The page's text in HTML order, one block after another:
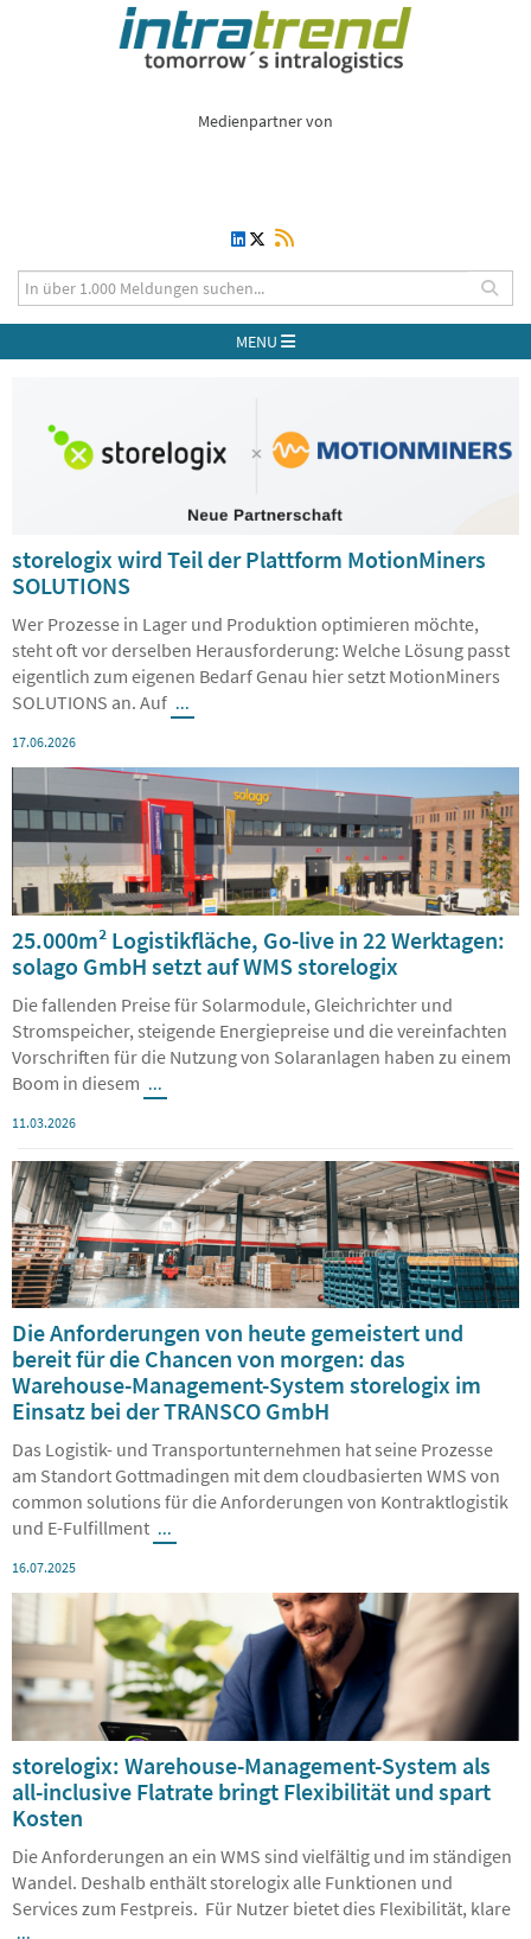
Medienpartner von
storelogix wird Teil der Plattform MotionMiners
SOLUTIONS
Wer Prozesse in Lager und Produktion optimieren möchte,
steht oft vor derselben Herausforderung: Welche Lösung passt
eigentlich zum eigenen Bedarf Genau hier setzt MotionMiners
SOLUTIONS an. Auf
25.000m² Logistikfläche, Go-live in 22 Werktagen:
solago GmbH setzt auf WMS storelogix
Die fallenden Preise für Solarmodule, Gleichrichter und
Stromspeicher, steigende Energiepreise und die vereinfachten
Vorschriften für die Nutzung von Solaranlagen haben zu einem
Boom in diesem
Die Anforderungen von heute gemeistert und
bereit für die Chancen von morgen: das
Warehouse-Management-System storelogix im
Einsatz bei der TRANSCO GmbH
Das Logistik- und Transportunternehmen hat seine Prozesse
am Standort Gottmadingen mit dem cloudbasierten WMS von
common solutions für die Anforderungen von Kontraktlogistik
und E-Fulfillment
16.07.2025
storelogix: Warehouse-Management-System als
all-inclusive Flatrate bringt Flexibilität und spart
Kosten
Die Anforderungen an ein WMS sind vielfältig und im ständigen
Wandel. Deshalb enthält storelogix alle Funktionen und